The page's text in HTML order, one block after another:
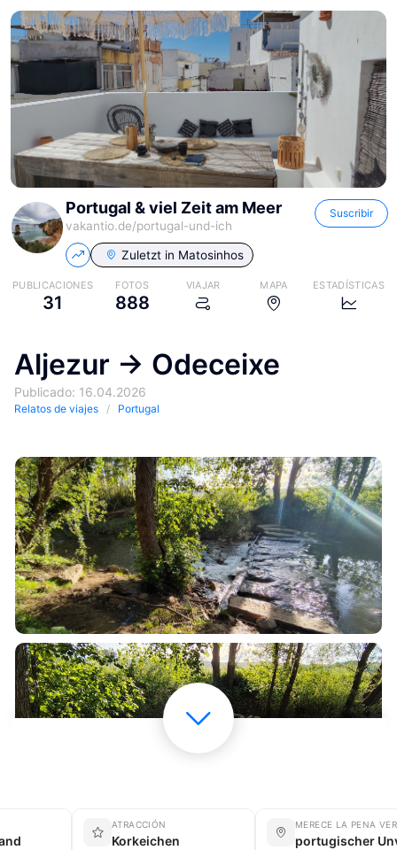
Portugal & viel Zeit am Meer
vakantio.de/portugal-und-ich
Suscribir
Zuletzt in Matosinhos
PUBLICACIONES
31
FOTOS
888
VIAJAR MAPA ESTADÍSTICAS
Aljezur -> Odeceixe
Publicado: 16.04.2026
Relatos de viajes Portugal
ATRACCIÓN
Korkeichen
MERECE LA PENA
portugischer